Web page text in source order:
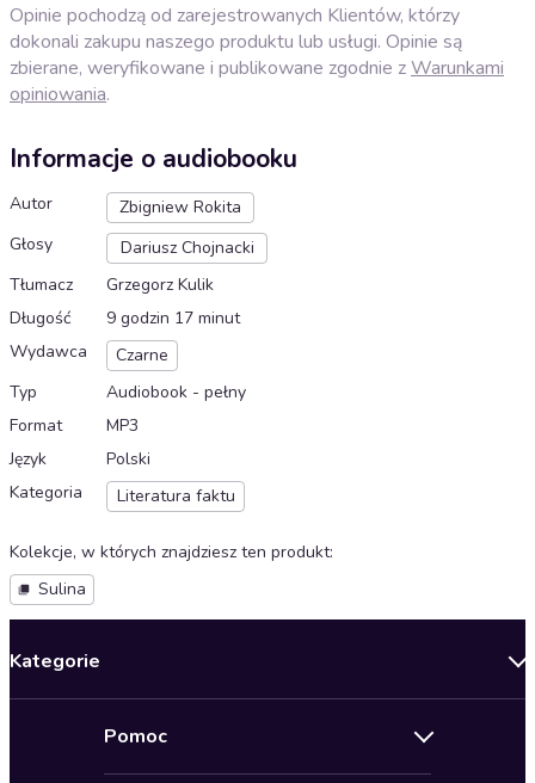
Opinie pochodzą od zarejestrowanych Klientów, którzy
dokonali zakupu naszego produktu lub usługi. Opinie są
zbierane, weryfikowane i publikowane zgodnie zWarunkami
opiniowania.
Informacje o audiobooku
Autor
Zbigniew Rokita
Głosy
Dariusz Chojnacki
Tłumacz
Grzegorz Kulik
Długość
9 godzin 17 minut
Wydawca
Czarne
Typ
Audiobook - pełny
Format
MP3
Język
Polski
Kategoria
Literatura faktu
Kolekcje, w których znajdziesz ten produkt:
Sulina
Kategorie
Pomoc